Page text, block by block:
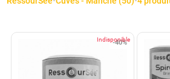
-40%
Indisponible